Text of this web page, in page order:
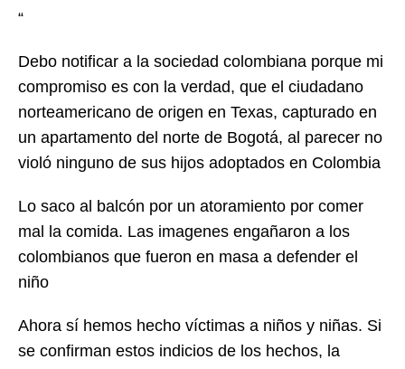
“
Debo notificar a la sociedad colombiana porque mi
compromiso es con la verdad, que el ciudadano
norteamericano de origen en Texas, capturado en
un apartamento del norte de Bogotá, al parecer no
violó ninguno de sus hijos adoptados en Colombia
Lo saco al balcón por un atoramiento por comer
mal la comida. Las imagenes engañaron a los
colombianos que fueron en masa a defender el
niño
Ahora sí hemos hecho víctimas a niños y niñas. Si
se confirman estos indicios de los hechos, la